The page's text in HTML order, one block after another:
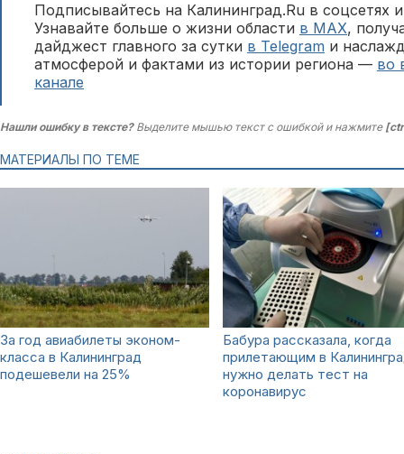
Подписывайтесь на Калининград.Ru в соцсетях
Узнавайте больше о жизни области в MAX,
дайджест главного за сутки в Telegram и
атмосферой и фактами из истории региона — во
канале
Нашли ошибку в тексте?Выделите мышью текст с ошибкой и нажмите
МАТЕРИАЛЫ ПО ТЕМЕ
За год авиабилеты эконом-
класса в Калининград
подешевели на 25%
Бабура рассказала, когда
прилетающим в
нужно делать тест на
коронавирус